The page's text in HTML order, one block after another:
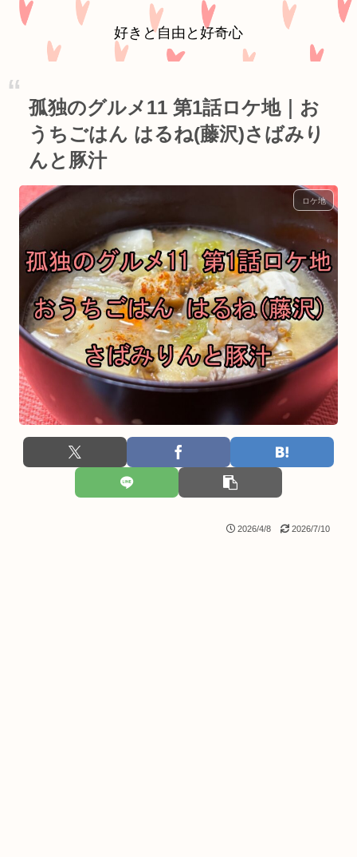
好きと自由と好奇心
孤独のグルメ11 第1話ロケ地｜お
うちごはん はるね(藤沢)さばみり
んと豚汁
ロケ地
2026/4/8 2026/7/10